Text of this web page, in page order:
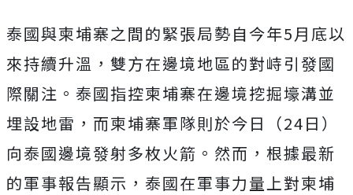
泰國與柬埔寨之間的緊張局勢自今年5月底以
來持續升溫，雙方在邊境地區的對峙引發國
際關注。泰國指控柬埔寨在邊境挖掘壕溝並
埋設地雷，而柬埔寨軍隊則於今日（24日）
向泰國邊境發射多枚火箭。然而，根據最新
的軍事報告顯示，泰國在軍事力量上對柬埔